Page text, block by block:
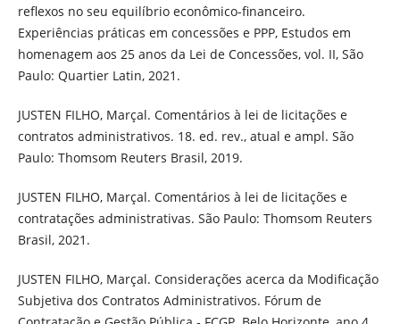
reflexos no seu equilíbrio econômico-financeiro.
Experiências práticas em concessões e PPP, Estudos em
homenagem aos 25 anos da Lei de Concessões, vol. II, São
Paulo: Quartier Latin, 2021.
JUSTEN FILHO, Marçal. Comentários à lei de licitações e
contratos administrativos. 18. ed. rev., atual e ampl. São
Paulo: Thomsom Reuters Brasil, 2019.
JUSTEN FILHO, Marçal. Comentários à lei de licitações e
contratações administrativas. São Paulo: Thomsom Reuters
Brasil, 2021.
JUSTEN FILHO, Marçal. Considerações acerca da Modificação
Subjetiva dos Contratos Administrativos. Fórum de